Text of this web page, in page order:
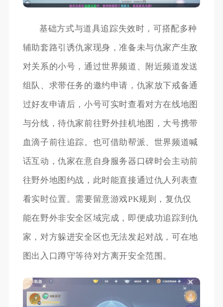
基础方式与道具追踪失效时，可搭配多种
辅助套路引诱仇家现身，准备未与仇家产生敌
对关系的小号，通过世界频道、附近频道发送
组队、求带任务的邀约申请，仇家放下戒备通
过好友申请后，小号可实时查看对方在线地图
与分线，待仇家前往野外挂机地图，大号携带
血滴子前往追踪。也可借助帮派、世界频道喊
话互动，仇家在意自身服务器口碑时会主动前
往野外地图约战，此时能直接通过仇人列表查
看实时位置。需要留意游戏PK规则，复仇仅
能在野外非安全区域完成，即便成功追踪到仇
家，对方躲进安全区也无法发起对战，可在地
图出入口蹲守等待对方离开安全范围。